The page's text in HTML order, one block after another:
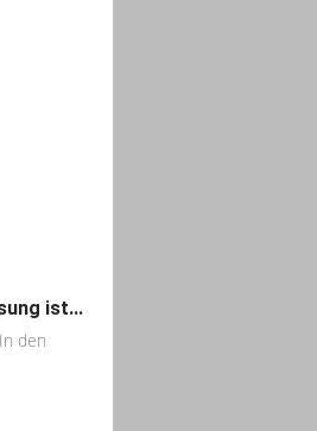
ist...
den